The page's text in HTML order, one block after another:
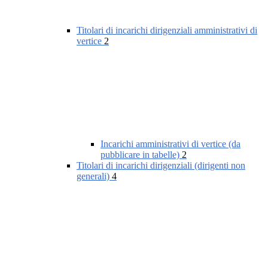
Titolari di incarichi dirigenziali amministrativi di
vertice 2
Incarichi amministrativi di vertice (da
pubblicare in tabelle) 2
Titolari di incarichi dirigenziali (dirigenti non
generali) 4